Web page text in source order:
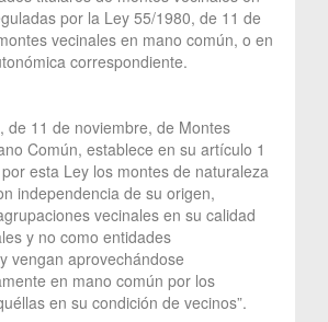
por la Ley 55/1980, de 11 de
vecinales en mano común, o en
correspondiente.
de 11 de noviembre, de Montes
Común, establece en su artículo 1
esta Ley los montes de naturaleza
independencia de su origen,
vecinales en su calidad
y no como entidades
vengan aprovechándose
en mano común por los
en su condición de vecinos”.